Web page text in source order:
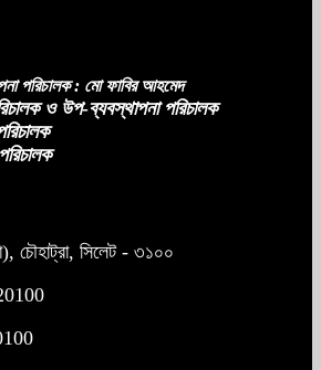
পরিচালক : মো ফাবির আহমেদ
ও উপ-ব্যবস্থাপনা পরিচালক
চৌহাট্রা, সিলেট - ৩১০০